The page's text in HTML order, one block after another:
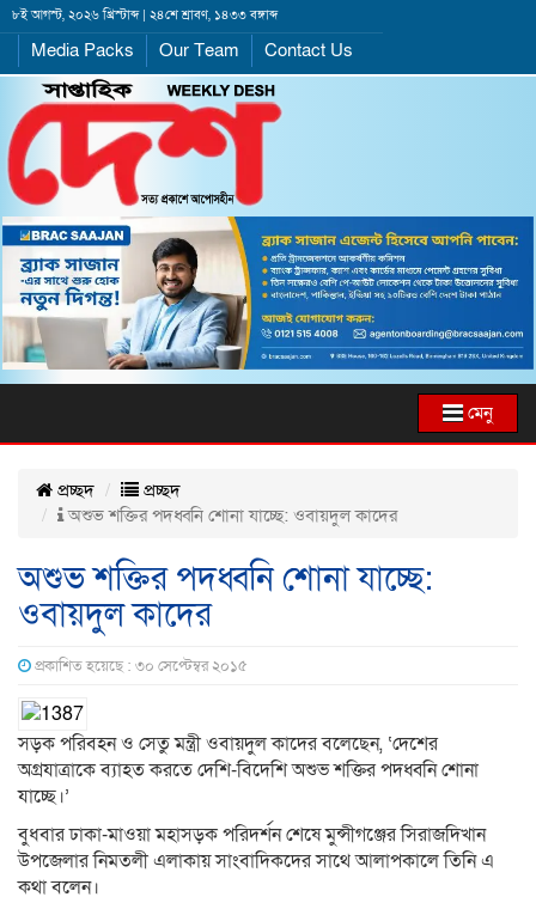
৮ই আগস্ট, ২০২৬ খ্রিস্টাব্দ | ২৪শে শ্রাবণ, ১৪৩৩ বঙ্গাব্দ
Media Packs Our Team Contact Us
মেনু
প্রচ্ছদ
প্রচ্ছদ
অশুভ শক্তির পদধ্বনি শোনা যাচ্ছে: ওবায়দুল কাদের
অশুভ শক্তির পদধ্বনি শোনা যাচ্ছে:
ওবায়দুল কাদের
প্রকাশিত হয়েছে : ৩০ সেপ্টেম্বর ২০১৫
সড়ক পরিবহন ও সেতু মন্ত্রী ওবায়দুল কাদের বলেছেন, ‘দেশের
অগ্রযাত্রাকে ব্যাহত করতে দেশি-বিদেশি অশুভ শক্তির পদধ্বনি শোনা
যাচ্ছে।’
বুধবার ঢাকা-মাওয়া মহাসড়ক পরিদর্শন শেষে মুন্সীগঞ্জের সিরাজদিখান
উপজেলার নিমতলী এলাকায় সাংবাদিকদের সাথে আলাপকালে তিনি এ
কথা বলেন।